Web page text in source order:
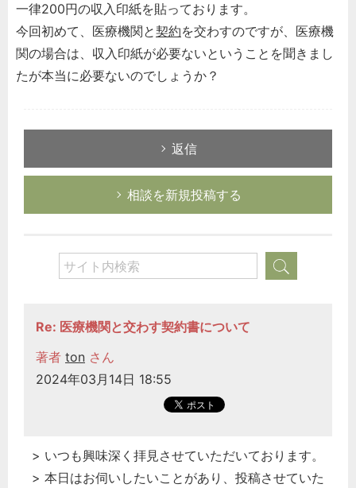
一律200円の収入印紙を貼っております。
今回初めて、医療機関と契約を交わすのですが、医療機
関の場合は、収入印紙が必要ないということを聞きまし
たが本当に必要ないのでしょうか？
返信
相談を新規投稿する
Re: 医療機関と交わす契約書について
著者 ton さん
2024年03月14日 18:55
> いつも興味深く拝見させていただいております。
> 本日はお伺いしたいことがあり、投稿させていた